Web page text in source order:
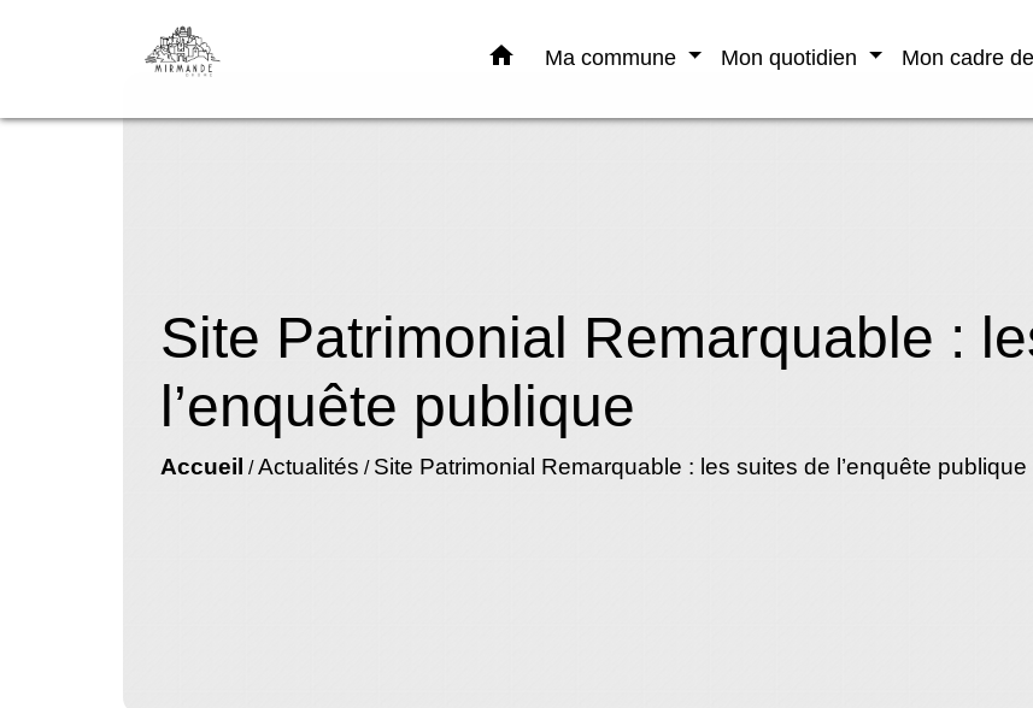
home Ma commune Mon quotidien Mon cadre
Site Patrimonial Remarquable :
l’enquête publique
Accueil /Actualités / Site Patrimonial Remarquable : les suites de l’enquête publique